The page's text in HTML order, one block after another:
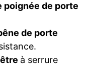
poignée de porte
de porte
à serrure